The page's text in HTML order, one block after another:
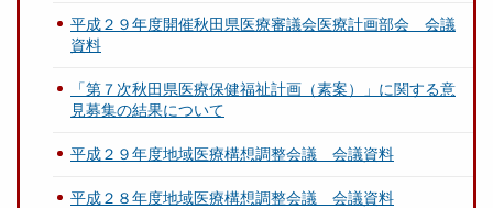
平成２９年度開催秋田県医療審議会医療計画部会 会議
資料
「第７次秋田県医療保健福祉計画（素案）」に関する意
見募集の結果について
平成２９年度地域医療構想調整会議 会議資料
平成２８年度地域医療構想調整会議 会議資料